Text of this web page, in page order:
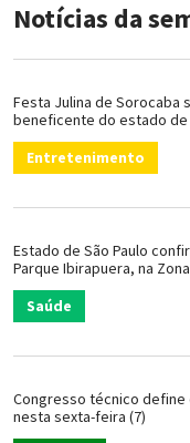
Notícias da
Festa Julina de Sorocaba
beneficente do estado de
Entretenimento
Estado de São Paulo
Parque Ibirapuera, na
Saúde
Congresso técnico define
nesta sexta-feira (7)